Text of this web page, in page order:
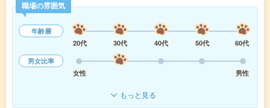
職場の雰囲気
年齢層
20代
30代 40代 50代
60代
男女比率
女性
男性
もっと見る